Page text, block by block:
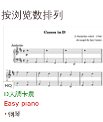
時新興的路德教派，自然的也
品包括眾贊歌前奏曲78首、
農與吉格》等。
The above text from the
available under CC BY-SA 3.0.
按浏览数排列
D大調卡農
Easy piano
钢琴